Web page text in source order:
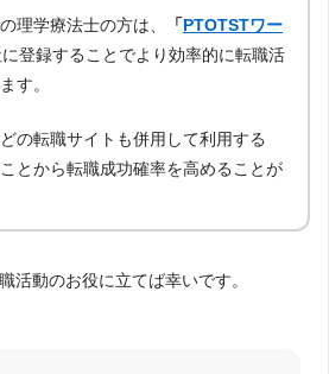
理学療法士の方は、 「PTOTSTワー
登録することでより効率的に転職活
す。
の転職サイトも併用して利用する
とから転職成功確率を高めることが
活動のお役に立てば幸いです。